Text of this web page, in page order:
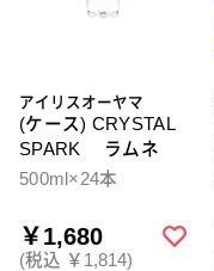
アイリスオーヤマ
(ケース) CRYSTAL
SPARK ラムネ
500ml×24本
￥1,680
(税込 ￥1,814)